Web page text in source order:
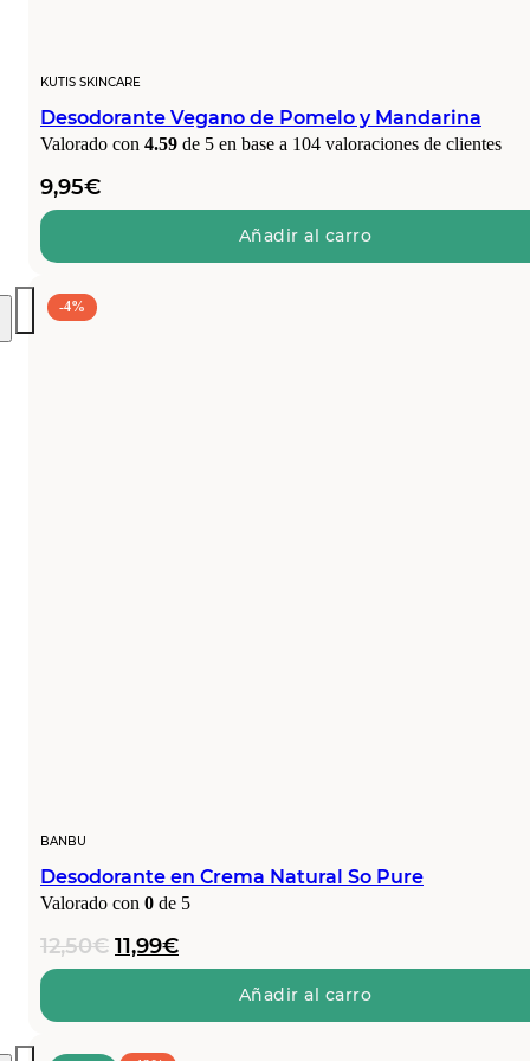
KUTIS SKINCARE
Desodorante Vegano de Pomelo y Mandarina
Valorado con 4.59 de 5 en base a 104 valoraciones de clientes
9,95€
Añadir al carro
-4%
BANBU
Desodorante en Crema Natural So Pure
Valorado con 0 de 5
12,50€ El
precio
era:
12,50€.
11,99€El
precio
actual
es:
Añadir al carro